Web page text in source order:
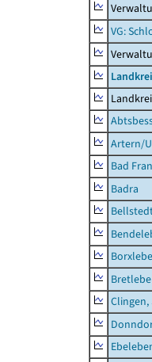
VG:
Artern/
Bad
Badra